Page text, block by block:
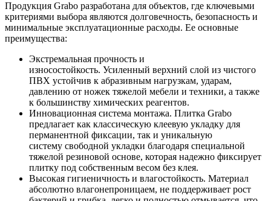
Продукция Grabo разработана для объектов, где ключевыми
критериями выбора являются долговечность, безопасность и
минимальные эксплуатационные расходы. Ее основные
преимущества:
Экстремальная прочность и
износостойкость. Усиленный верхний слой из чистого
ПВХ устойчив к абразивным нагрузкам, ударам,
давлению от ножек тяжелой мебели и техники, а также
к большинству химических реагентов.
Инновационная система монтажа. Плитка Grabo
предлагает как классическую клеевую укладку для
перманентной фиксации, так и уникальную
систему свободной укладки благодаря специальной
тяжелой резиновой основе, которая надежно фиксирует
плитку под собственным весом без клея.
Высокая гигиеничность и влагостойкость. Материал
абсолютно влагонепроницаем, не поддерживает рост